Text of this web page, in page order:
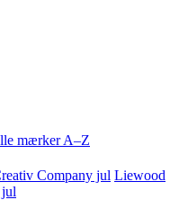
mærker A–Z
Company jul Liewood